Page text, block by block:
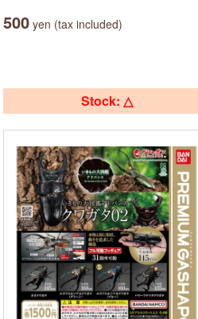
500 yen (tax included)
Stock: △